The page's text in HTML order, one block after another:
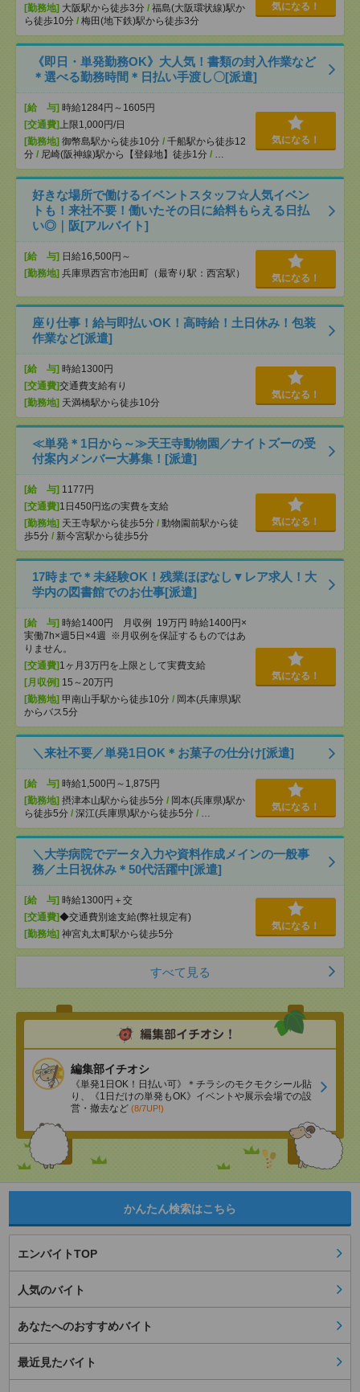
[勤務地] 大阪駅から徒歩3分 / 福島(大阪環状線)駅か
ら徒歩10分 / 梅田(地下鉄)駅から徒歩3分
気になる！
《即日・単発勤務OK》大人気！書類の封入作業など
＊選べる勤務時間＊日払い手渡し〇[派遣]
[給 与] 時給1284円～1605円
[交通費] 上限1,000円/日
[勤務地] 御幣島駅から徒歩10分 / 千船駅から徒歩12
分 / 尼崎(阪神線)駅から【登録地】徒歩1分 / …
気になる！
好きな場所で働けるイベントスタッフ☆人気イベン
トも！来社不要！働いたその日に給料もらえる日払
い◎｜阪[アルバイト]
[給 与] 日給16,500円～
[勤務地] 兵庫県西宮市池田町（最寄り駅：西宮駅） 気になる！
座り仕事！給与即払いOK！高時給！土日休み！包装
作業など[派遣]
[給 与] 時給1300円
[交通費]交通費支給有り
[勤務地] 天満橋駅から徒歩10分
気になる！
≪単発＊1日から～≫天王寺動物園／ナイトズーの受
付案内メンバー大募集！[派遣]
[給 与] 1177円
[交通費] 1日450円迄の実費を支給
[勤務地] 天王寺駅から徒歩5分 / 動物園前駅から徒
歩5分 / 新今宮駅から徒歩5分
気になる！
17時まで＊未経験OK！残業ほぼなし▼レア求人！大
学内の図書館でのお仕事[派遣]
[給 与] 時給1400円 月収例 19万円 時給1400円×
実働7h×週5日×4週 ※月収例を保証するものではあ
りません。
[交通費] 1ヶ月3万円を上限として実費支給
[月収例] 15～20万円
[勤務地] 甲南山手駅から徒歩10分 / 岡本(兵庫県)駅
からバス5分
気になる！
＼来社不要／単発1日OK＊お菓子の仕分け[派遣]
[給 与] 時給1,500円～1,875円
[勤務地] 摂津本山駅から徒歩5分 / 岡本(兵庫県)駅か
ら徒歩5分 / 深江(兵庫県)駅から徒歩5分 / …
気になる！
＼大学病院でデータ入力や資料作成メインの一般事
務／土日祝休み＊50代活躍中[派遣]
[給 与] 時給1300円＋交
[交通費]◆交通費別途支給(弊社規定有)
[勤務地] 神宮丸太町駅から徒歩5分
気になる！
すべて見る
編集部イチオシ
《単発1日OK！日払い可》＊チラシのモクモクシール貼
り、《1日だけの単発もOK》イベントや展示会場での設
営・撤去など (8/7UP!)
かんたん検索はこちら
エンバイトTOP
人気のバイト
あなたへのおすすめバイト
最近見たバイト